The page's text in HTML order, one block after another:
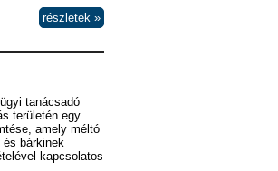
részletek »
tanácsadó
területén egy
amely méltó
és bárkinek
kapcsolatos